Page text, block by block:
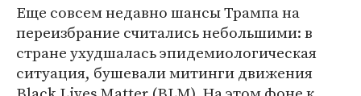
Еще совсем недавно шансы Трампа на
переизбрание считались небольшими: в
стране ухудшалась эпидемиологическая
ситуация, бушевали митинги движения